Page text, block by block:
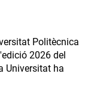
Politècnica
2026 del
Universitat ha